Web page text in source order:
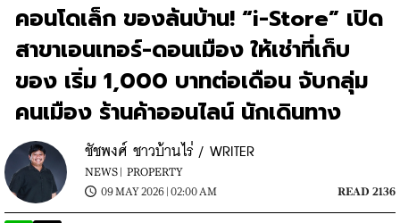
คอนโดเล็ก ของล้นบ้าน! “i-Store” เปิด
สาขาเอนเทอร์-ดอนเมือง ให้เช่าที่เก็บ
ของ เริ่ม 1,000 บาทต่อเดือน จับกลุ่ม
คนเมือง ร้านค้าออนไลน์ นักเดินทาง
ชัชพงศ์ ชาวบ้านไร่ / WRITER
NEWS | PROPERTY
09 MAY 2026 | 02:00 AM
READ 2136